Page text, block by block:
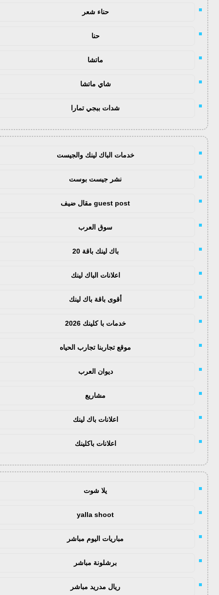
حناء شعر
حنا
ماتشا
شاي ماتشا
شدات ببجي تمارا
خدمات الباك لينك والجيست
نشر جيست بوست
guest post مقال ضيف
سوق العرب
باك لينك باقة 20
اعلانات الباك لينك
أقوى باقة باك لينك
خدمات با كلينك 2026
موقع تجاربنا تجارب الحياه
ديوان العرب
مشاريع
اعلانات باك لينك
اعلانات باكلينك
يلا شوت
yalla shoot
مباريات اليوم مباشر
برشلونة مباشر
ريال مدريد مباشر